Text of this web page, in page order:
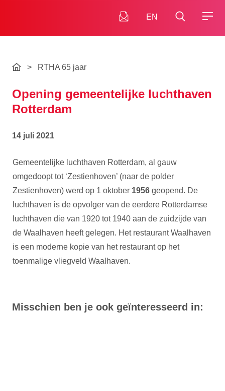
EN
> RTHA 65 jaar
Opening gemeentelijke luchthaven
Rotterdam
14 juli 2021
Gemeentelijke luchthaven Rotterdam, al gauw
omgedoopt tot ‘Zestienhoven’ (naar de polder
Zestienhoven) werd op 1 oktober 1956 geopend. De
luchthaven is de opvolger van de eerdere Rotterdamse
luchthaven die van 1920 tot 1940 aan de zuidzijde van
de Waalhaven heeft gelegen. Het restaurant Waalhaven
is een moderne kopie van het restaurant op het
toenmalige vliegveld Waalhaven.
Misschien ben je ook geïnteresseerd in: